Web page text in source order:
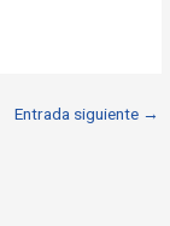
Entrada siguiente →